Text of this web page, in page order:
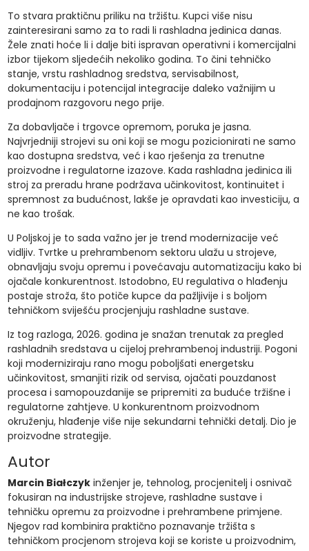
To stvara praktičnu priliku na tržištu. Kupci više nisu
zainteresirani samo za to radi li rashladna jedinica danas.
Žele znati hoće li i dalje biti ispravan operativni i komercijalni
izbor tijekom sljedećih nekoliko godina. To čini tehničko
stanje, vrstu rashladnog sredstva, servisabilnost,
dokumentaciju i potencijal integracije daleko važnijim u
prodajnom razgovoru nego prije.
Za dobavljače i trgovce opremom, poruka je jasna.
Najvrjedniji strojevi su oni koji se mogu pozicionirati ne samo
kao dostupna sredstva, već i kao rješenja za trenutne
proizvodne i regulatorne izazove. Kada rashladna jedinica ili
stroj za preradu hrane podržava učinkovitost, kontinuitet i
spremnost za budućnost, lakše je opravdati kao investiciju, a
ne kao trošak.
U Poljskoj je to sada važno jer je trend modernizacije već
vidljiv. Tvrtke u prehrambenom sektoru ulažu u strojeve,
obnavljaju svoju opremu i povećavaju automatizaciju kako bi
ojačale konkurentnost. Istodobno, EU regulativa o hlađenju
postaje stroža, što potiče kupce da pažljivije i s boljom
tehničkom sviješću procjenjuju rashladne sustave.
Iz tog razloga, 2026. godina je snažan trenutak za pregled
rashladnih sredstava u cijeloj prehrambenoj industriji. Pogoni
koji moderniziraju rano mogu poboljšati energetsku
učinkovitost, smanjiti rizik od servisa, ojačati pouzdanost
procesa i samopouzdanije se pripremiti za buduće tržišne i
regulatorne zahtjeve. U konkurentnom proizvodnom
okruženju, hlađenje više nije sekundarni tehnički detalj. Dio je
proizvodne strategije.
Autor
Marcin Białczykinženjer je, tehnolog, procjenitelj i osnivač
fokusiran na industrijske strojeve, rashladne sustave i
tehničku opremu za proizvodne i prehrambene primjene.
Njegov rad kombinira praktično poznavanje tržišta s
tehničkom procjenom strojeva koji se koriste u proizvodnim,